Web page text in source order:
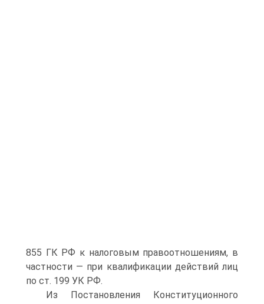
855 ГК РФ к налоговым правоотношениям, в
частности — при квалификации действий лиц
по ст. 199 УК РФ.
Из Постановления Конституционного